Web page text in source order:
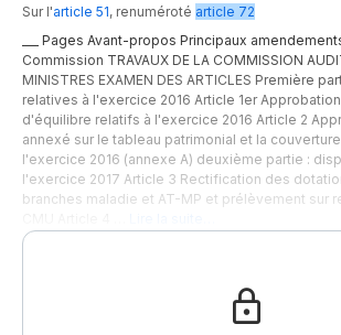
Sur l'article 51, renuméroté article 72
___ Pages Avant-propos Principaux
Commission TRAVAUX DE LA COMMISSION
MINISTRES EXAMEN DES ARTICLES Première
relatives à l'exercice 2016 Article 1er
d'équilibre relatifs à l'exercice 2016 Article 2
annexé sur le tableau patrimonial et la
l'exercice 2016 (annexe A) deuxième partie :
l'exercice 2017 Article 3 Rectification des
branches maladie et AT-MP et prélèvement sur